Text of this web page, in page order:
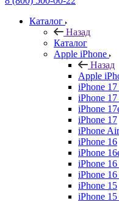
Каталог
Назад
Каталог
Apple iPhone
Назад
Apple
iPhone
iPhone
iPhone
iPhone 17
iPhone Air
iPhone 16
iPhone
iPhone
iPhone
iPhone 15
iPhone